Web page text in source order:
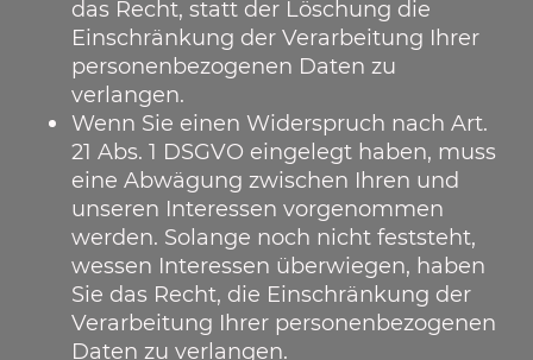
das Recht, statt der Löschung die
Einschränkung der Verarbeitung Ihrer
personenbezogenen Daten zu
verlangen.
Wenn Sie einen Widerspruch nach Art.
21 Abs. 1 DSGVO eingelegt haben, muss
eine Abwägung zwischen Ihren und
unseren Interessen vorgenommen
werden. Solange noch nicht feststeht,
wessen Interessen überwiegen, haben
Sie das Recht, die Einschränkung der
Verarbeitung Ihrer personenbezogenen
Daten zu verlangen.